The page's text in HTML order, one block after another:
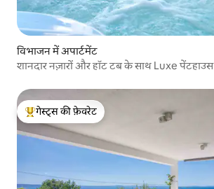
विभाजन में अपार्टमेंट
शानदार नज़ारों और हॉट टब के साथ Luxe पेंटहाउस
गेस्ट्स का टॉप फ़ेवरेट
गेस्ट्स की फ़ेवरेट